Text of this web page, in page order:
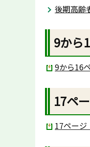
後期高齢
9から
9から16
17ペ
17ページ